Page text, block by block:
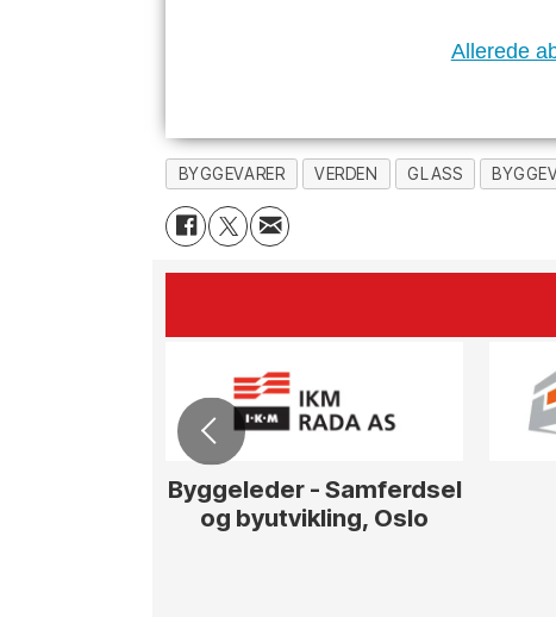
Allerede
BYGGEVARER VERDEN GLASS
Byggeleder - Samferdsel
og byutvikling, Oslo